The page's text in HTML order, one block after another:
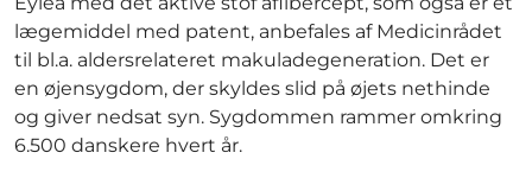
lægemiddel med patent, anbefales af Medicinrådet
til bl.a. aldersrelateret makuladegeneration. Det er
en øjensygdom, der skyldes slid på øjets nethinde
og giver nedsat syn. Sygdommen rammer omkring
6.500 danskere hvert år.